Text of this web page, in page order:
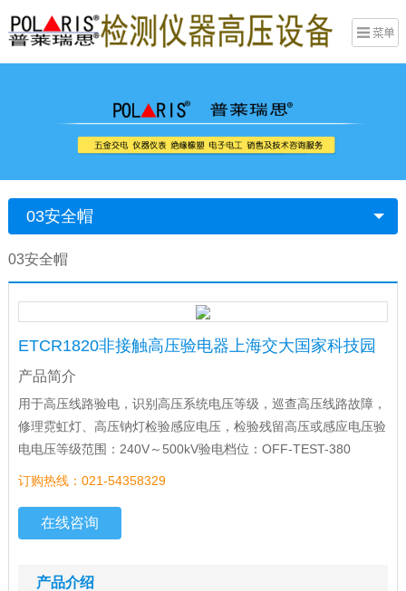
03安全帽
03安全帽
ETCR1820非接触高压验电器上海交大国家科技园
产品简介
用于高压线路验电，识别高压系统电压等级，巡查高压线路故障，
修理霓虹灯、高压钠灯检验感应电压，检验残留高压或感应电压验
电电压等级范围：240V～500kV验电档位：OFF-TEST-380
订购热线：021-54358329
在线咨询
产品介绍